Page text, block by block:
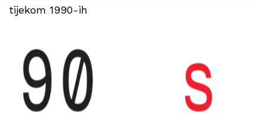
tijekom 1990-ih